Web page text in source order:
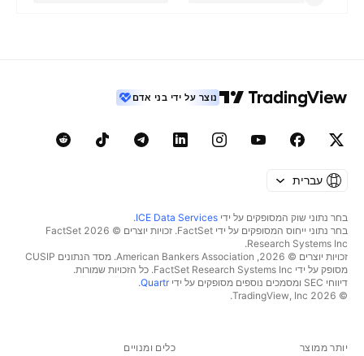
נוצר על ידי בני אדם
עברית
בחר נתוני שוק המסופקים על ידי ICE Data Services
.
בחר נתוני ייחוס המסופקים על ידי FactSet. זכויות יוצרים © 2026 ‏FactSet
Research Systems Inc.‏
זכויות יוצרים © 2026, ‏American Bankers Association. מסד הנתונים CUSIP
מסופק על ידי FactSet Research Systems Inc. כל הזכויות שמורות.
דיווחי SEC ומסמכים נוספים מסופקים על ידי
Quartr
.
© 2026 ‏TradingView, Inc.‏
יותר ממוצר כלים ומנויים